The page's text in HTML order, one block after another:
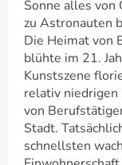
Sonne alles von
zu Astronauten
Die Heimat von
blühte im 21.
Kunstszene
relativ niedrigen
von
Stadt.
schnellsten